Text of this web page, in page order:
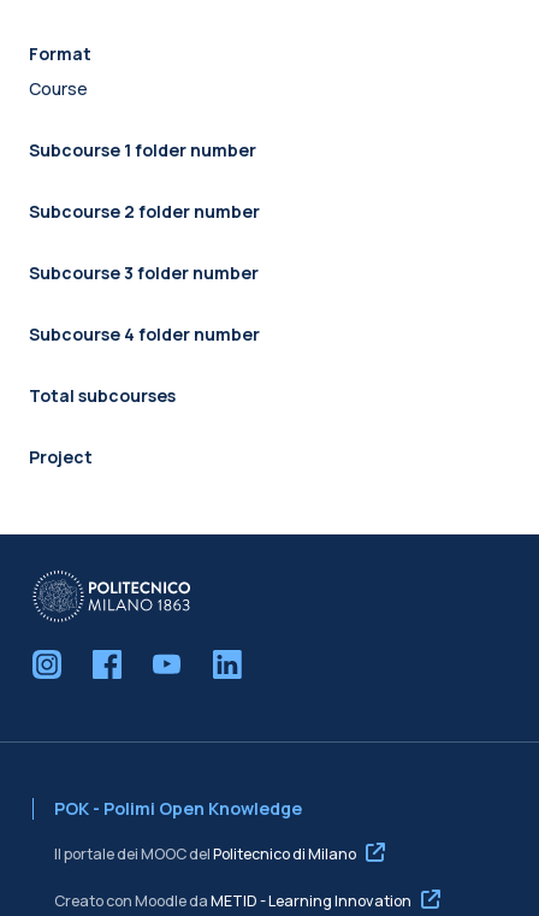
Format
Course
Subcourse 1 folder number
Subcourse 2 folder number
Subcourse 3 folder number
Subcourse 4 folder number
Total subcourses
Project
POK - Polimi Open Knowledge
Il portale dei MOOC delPolitecnico di Milano
Creato con Moodle daMETID - Learning Innovation